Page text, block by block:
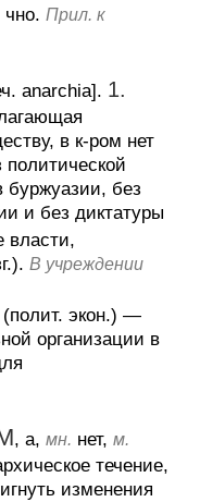
чно. Прил. к
anarchia]. 1.
в к-ром нет
политической
буржуазии, без
и без диктатуры
власти,
В учреждении
(полит. экон.) —
организации в
, а, мн. нет, м.
течение,
изменения